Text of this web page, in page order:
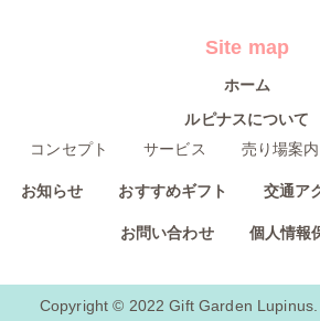
Site map
ホーム
ルピナスについて
コンセプト
サービス 売り場案内
お知らせ おすすめギフト 交通ア
お問い合わせ 個人情報
Copyright © 2022 Gift Garden